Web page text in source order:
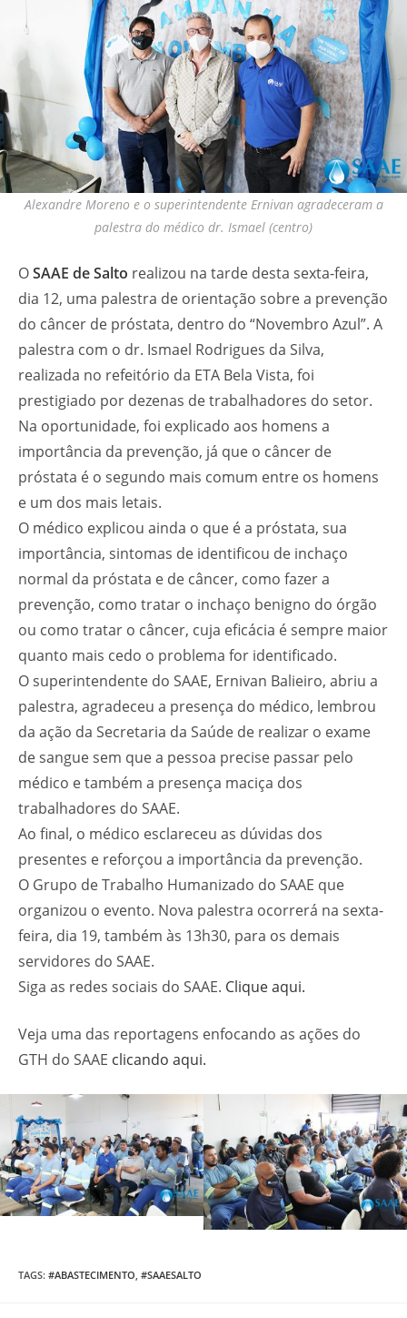
Alexandre Moreno e o superintendente Ernivan agradeceram a
palestra do médico dr. Ismael (centro)
OSAAE de Salto realizou na tarde desta sexta-feira,
dia 12, uma palestra de orientação sobre a prevenção
do câncer de próstata, dentro do “Novembro Azul”. A
palestra com o dr. Ismael Rodrigues da Silva,
realizada no refeitório da ETA Bela Vista, foi
prestigiado por dezenas de trabalhadores do setor.
Na oportunidade, foi explicado aos homens a
importância da prevenção, já que o câncer de
próstata é o segundo mais comum entre os homens
e um dos mais letais.
O médico explicou ainda o que é a próstata, sua
importância, sintomas de identificou de inchaço
normal da próstata e de câncer, como fazer a
prevenção, como tratar o inchaço benigno do órgão
ou como tratar o câncer, cuja eficácia é sempre maior
quanto mais cedo o problema for identificado.
O superintendente do SAAE, Ernivan Balieiro, abriu a
palestra, agradeceu a presença do médico, lembrou
da ação da Secretaria da Saúde de realizar o exame
de sangue sem que a pessoa precise passar pelo
médico e também a presença maciça dos
trabalhadores do SAAE.
Ao final, o médico esclareceu as dúvidas dos
presentes e reforçou a importância da prevenção.
O Grupo de Trabalho Humanizado do SAAE que
organizou o evento. Nova palestra ocorrerá na sexta-
feira, dia 19, também às 13h30, para os demais
servidores do SAAE.
Siga as redes sociais do SAAE. Clique aqui.
Veja uma das reportagens enfocando as ações do
GTH do SAAE clicando aqui.
TAGS: #ABASTECIMENTO, #SAAESALTO